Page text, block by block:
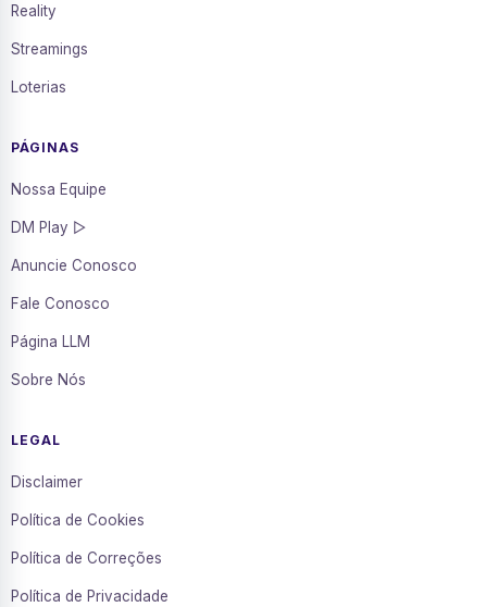
Reality
Streamings
Loterias
PÁGINAS
Nossa Equipe
DM Play ▷
Anuncie Conosco
Fale Conosco
Página LLM
Sobre Nós
LEGAL
Disclaimer
Política de Cookies
Política de Correções
Política de Privacidade